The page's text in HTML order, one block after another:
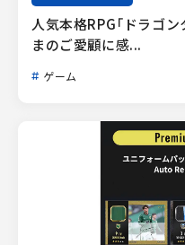
人気本格RPG「ドラゴン
まのご愛顧に感...
ゲーム